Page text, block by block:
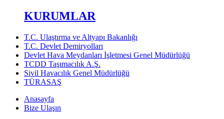
KURUMLAR
T.C. Ulaştırma ve Altyapı Bakanlığı
T.C. Devlet Demiryolları
Devlet Hava Meydanları İşletmesi Genel Müdürlüğü
TCDD Taşımacılık A.Ş.
Sivil Havacılık Genel Müdürlüğü
TÜRASAŞ
Anasayfa
Bize Ulaşın